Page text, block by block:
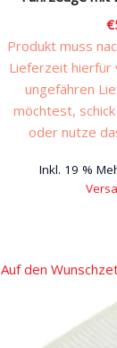
€
Produkt muss
Lieferzeit hierfür
ungefähren
möchtest,
oder nutze
Inkl. 19 %
Auf den